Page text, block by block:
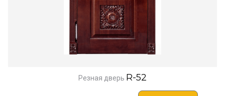
Резная дверь R-52